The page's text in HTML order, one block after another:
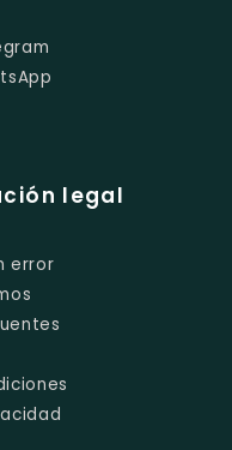
legal
error